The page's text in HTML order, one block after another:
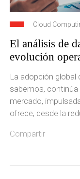
Cloud
El análisis de
evolución
La adopción
sabemos, continúa
mercado,
ofrece, desde la
Compartir